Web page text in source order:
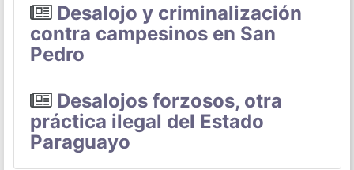
Desalojo y criminalización
contra campesinos en San
Pedro
Desalojos forzosos, otra
práctica ilegal del Estado
Paraguayo